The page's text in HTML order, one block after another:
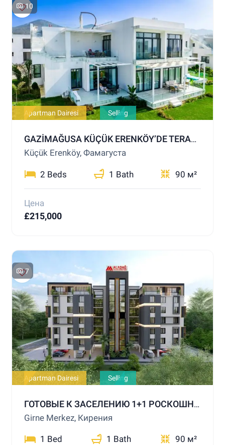
10
Apartman Dairesi Selling
GAZİMAĞUSA KÜÇÜK ERENKÖY’DE TERASLI, BAHÇELİ, 2+1 SATILIK DAİRE – LÜKS TESİS İMKANLARIYLA FERAH BİR YAŞAM
Küçük Erenköy, Фамагуста
2 Beds 1 Bath 90 м²
Цена
£215,000
7
Apartman Dairesi Selling
ГОТОВЫЕ К ЗАСЕЛЕНИЮ 1+1 РОСКОШНЫЕ КВАРТИРЫ НА ПРОДАЖУ В ЦЕНТРЕ КИРЕНИИ
Girne Merkez, Кирения
1 Bed 1 Bath 90 м²